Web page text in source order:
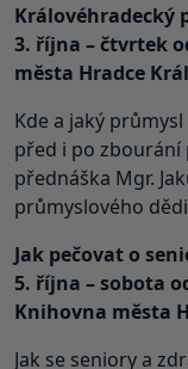
Královéhradecký
3. října – čtvrtek
města Hradce
Kde a jaký
před i po zbourání
přednáška Mgr.
průmyslového
Jak pečovat o
5. října – sobota
Knihovna města
Jak se seniory a